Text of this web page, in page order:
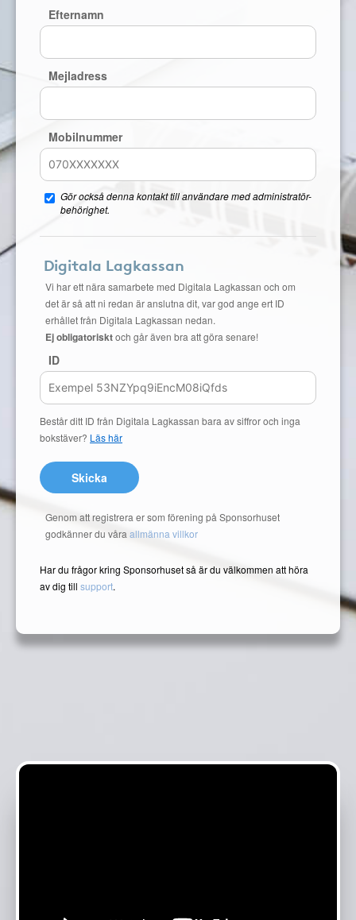
Efternamn
Mejladress
Mobilnummer
Gör också denna kontakt till användare med administratör-
behörighet.
Digitala Lagkassan
Vi har ett nära samarbete med Digitala Lagkassan och om
det är så att ni redan är anslutna dit, var god ange ert ID
erhållet från Digitala Lagkassan nedan.
Ej obligatorisktoch går även bra att göra senare!
ID
Består ditt ID från Digitala Lagkassan bara av siffror och inga
bokstäver? Läs här
Skicka
Genom att registrera er som förening på Sponsorhuset
godkänner du våra allmänna villkor
Har du frågor kring Sponsorhuset så är du välkommen att höra
av dig till support.